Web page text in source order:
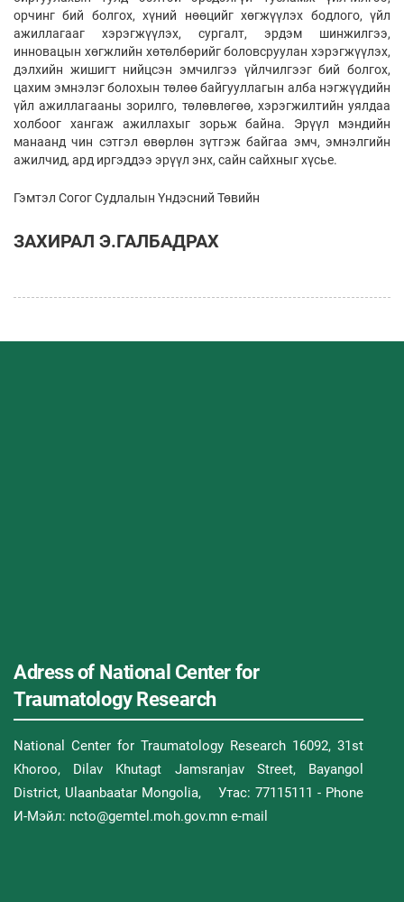
орчинг бий болгох, хүний нөөцийг хөгжүүлэх бодлого, үйл
ажиллагааг хэрэгжүүлэх, сургалт, эрдэм шинжилгээ,
инновацын хөгжлийн хөтөлбөрийг боловсруулан хэрэгжүүлэх,
дэлхийн жишигт нийцсэн эмчилгээ үйлчилгээг бий болгох,
цахим эмнэлэг болохын төлөө байгууллагын алба нэгжүүдийн
үйл ажиллагааны зорилго, төлөвлөгөө, хэрэгжилтийн уялдаа
холбоог хангаж ажиллахыг зорьж байна. Эрүүл мэндийн
манаанд чин сэтгэл өвөрлөн зүтгэж байгаа эмч, эмнэлгийн
ажилчид, ард иргэддээ эрүүл энх, сайн сайхныг хүсье.
Гэмтэл Согог Судлалын Үндэсний Төвийн
ЗАХИРАЛ Э.ГАЛБАДРАХ
Adress of National Center for
Traumatology Research
National Center for Traumatology Research 16092, 31st
Khoroo, Dilav Khutagt Jamsranjav Street, Bayangol
District, Ulaanbaatar Mongolia, Утас: 77115111 - Phone
И-Мэйл: ncto@gemtel.moh.gov.mn e-mail